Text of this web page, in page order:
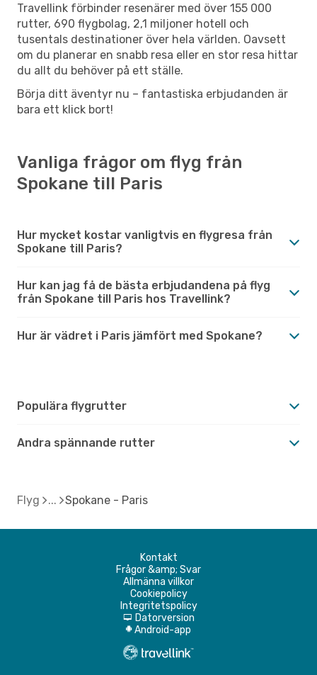
Travellink förbinder resenärer med över 155 000
rutter, 690 flygbolag, 2,1 miljoner hotell och
tusentals destinationer över hela världen. Oavsett
om du planerar en snabb resa eller en stor resa hittar
du allt du behöver på ett ställe.
Börja ditt äventyr nu – fantastiska erbjudanden är
bara ett klick bort!
Vanliga frågor om flyg från
Spokane till Paris
Hur mycket kostar vanligtvis en flygresa från
Spokane till Paris?
Hur kan jag få de bästa erbjudandena på flyg
från Spokane till Paris hos Travellink?
Hur är vädret i Paris jämfört med Spokane?
Populära flygrutter
Andra spännande rutter
Flyg Spokane - Paris
Kontakt
Frågor &amp; Svar
Allmänna villkor
Cookiepolicy
Integritetspolicy
d Datorversion
A Android-app